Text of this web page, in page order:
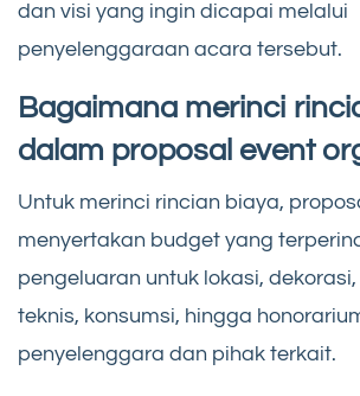
dan visi yang ingin dicapai melalui
penyelenggaraan acara tersebut.
Bagaimana merinci
dalam proposal event
Untuk merinci rincian biaya,
menyertakan budget yang
pengeluaran untuk lokasi,
teknis, konsumsi, hingga
penyelenggara dan pihak terkait.